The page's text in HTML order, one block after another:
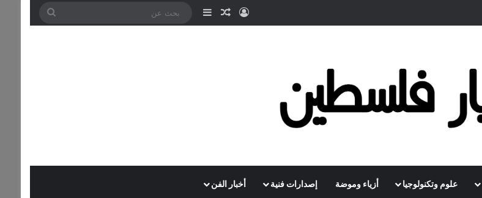
تسجيل الدخول
مقال عشوائي
إضافة عمود جانبي
علوم وتكنولوجيا أزياء وموضة إصدارات فنية أخبار الفن